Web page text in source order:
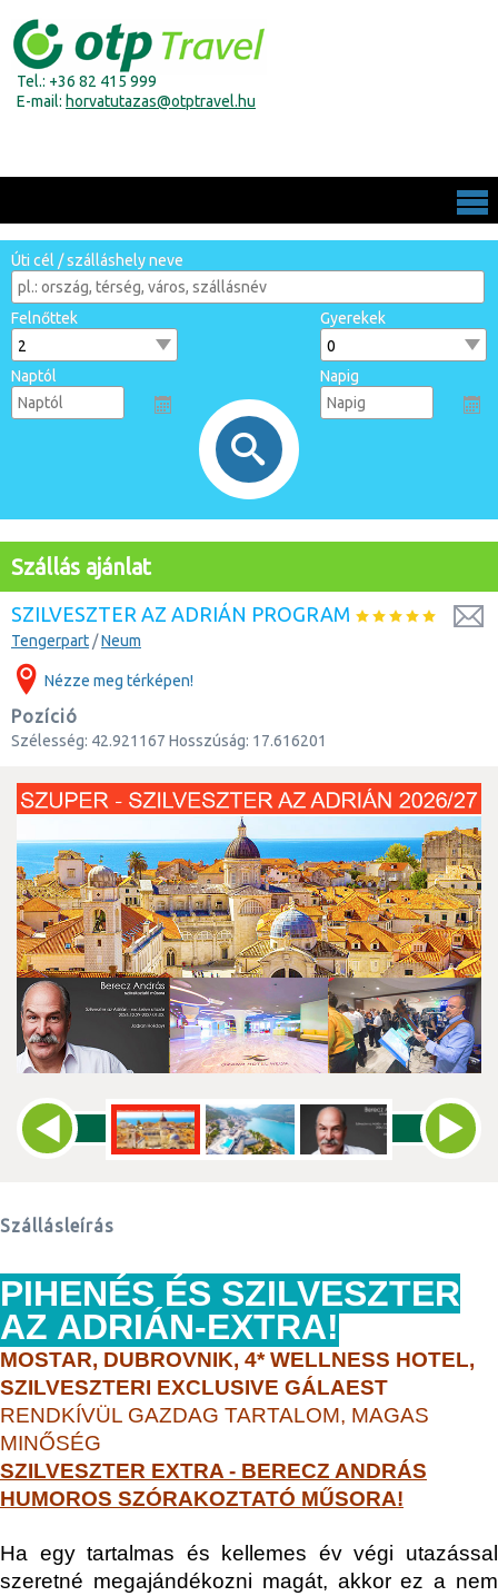
Tel.: +36 82 415 999
E-mail: horvatutazas@otptravel.hu
Úti cél / szálláshely neve
Felnőttek Gyerekek
Naptól Napig
Szállás ajánlat
SZILVESZTER AZ ADRIÁN PROGRAM
Tengerpart /Neum
Nézze meg térképen!
Pozíció
Szélesség: 42.921167 Hosszúság: 17.616201
Szállásleírás
PIHENÉS ÉS SZILVESZTER
AZ ADRIÁN-EXTRA!
MOSTAR, DUBROVNIK, 4* WELLNESS HOTEL,
SZILVESZTERI EXCLUSIVE GÁLAEST
RENDKÍVÜL GAZDAG TARTALOM, MAGAS
MINŐSÉG
SZILVESZTER EXTRA - BERECZ ANDRÁS
HUMOROS SZÓRAKOZTATÓ MŰSORA!
Ha egy tartalmas és kellemes év végi utazással
szeretné megajándékozni magát, akkor ez a nem